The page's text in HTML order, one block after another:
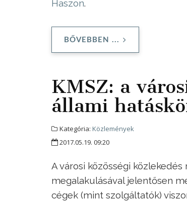
Haszon.
BŐVEBBEN ...
KMSZ: a
állami
Kategória: Közlemények
2017.05.19. 09:20
A városi közösségi
megalakulásával jelentősen
cégek (mint szolgáltatók)